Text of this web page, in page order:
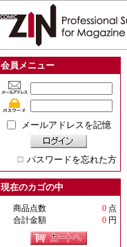
会員メニュー
メールアドレスを記憶
パスワードを忘れた方
現在のカゴの中
商品点数 0 点
合計金額
0 円